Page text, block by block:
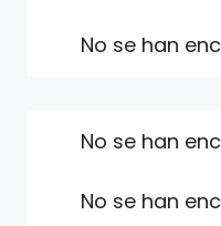
No se han
No se han
No se han